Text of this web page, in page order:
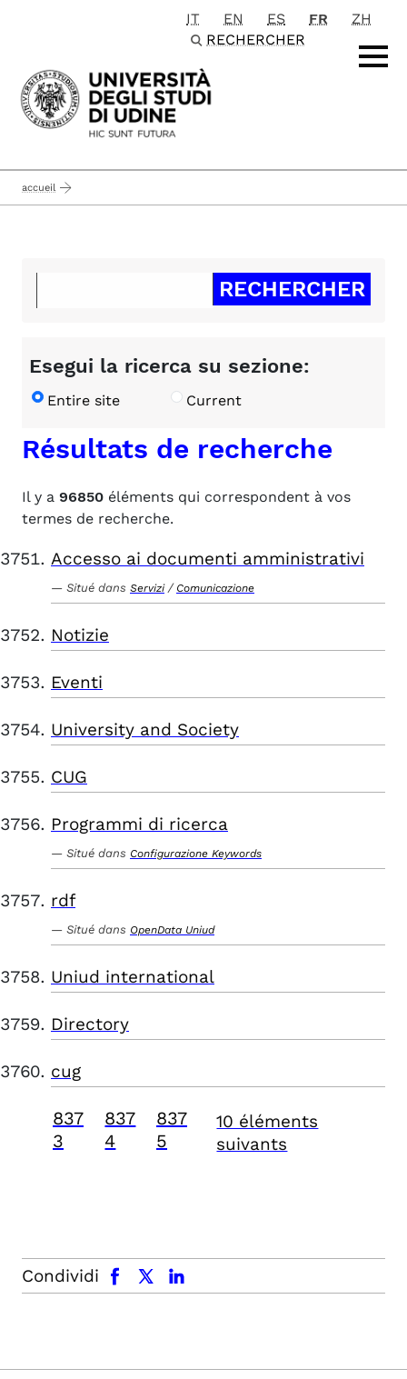
Passa al contenuto principale
IT EN ES FR
ZH
RECHERCHER
accueil
Esegui la ricerca su sezione:
Entire site Current
Résultats de recherche
Il y a 96850 éléments qui correspondent à vos
termes de recherche.
Accesso ai documenti amministrativi
Situé dans Servizi / Comunicazione
Notizie
Eventi
University and Society
CUG
Programmi di ricerca
Situé dans Configurazione Keywords
rdf
Situé dans OpenData Uniud
Uniud international
Directory
cug
837
3
837
4
837
5
10 éléments
suivants
Condividi
facebook x.com linkedin